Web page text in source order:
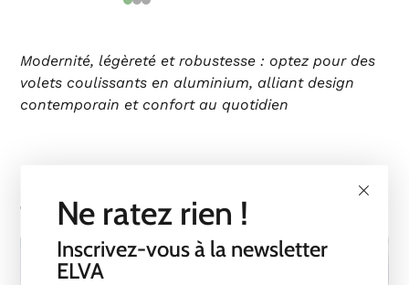
Modernité, légèreté et robustesse : optez pour des
volets coulissants en aluminium, alliant design
contemporain et confort au quotidien
RÉALISATIONS SIMILAIRES
Ne ratez rien !
Inscrivez-vous à la newsletter
ELVA